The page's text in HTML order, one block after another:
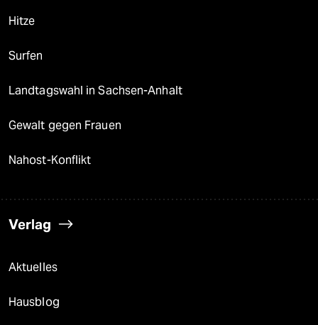
Hitze
Surfen
Landtagswahl in Sachsen-Anhalt
Gewalt gegen Frauen
Nahost-Konflikt
Verlag
Aktuelles
Hausblog